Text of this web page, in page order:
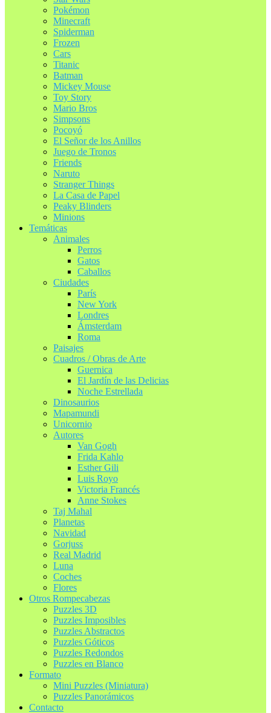
Pokémon
Minecraft
Spiderman
Frozen
Cars
Titanic
Batman
Mickey Mouse
Toy Story
Mario Bros
Simpsons
Pocoyó
El Señor de los Anillos
Juego de Tronos
Friends
Naruto
Stranger Things
La Casa de Papel
Peaky Blinders
Minions
Temáticas
Animales
Perros
Gatos
Caballos
Ciudades
París
New York
Londres
Ámsterdam
Roma
Paisajes
Cuadros / Obras de Arte
Guernica
El Jardín de las Delicias
Noche Estrellada
Dinosaurios
Mapamundi
Unicornio
Autores
Van Gogh
Frida Kahlo
Esther Gili
Luis Royo
Victoria Francés
Anne Stokes
Taj Mahal
Planetas
Navidad
Gorjuss
Real Madrid
Luna
Coches
Flores
Otros Rompecabezas
Puzzles 3D
Puzzles Imposibles
Puzzles Abstractos
Puzzles Góticos
Puzzles Redondos
Puzzles en Blanco
Formato
Mini Puzzles (Miniatura)
Puzzles Panorámicos
Contacto